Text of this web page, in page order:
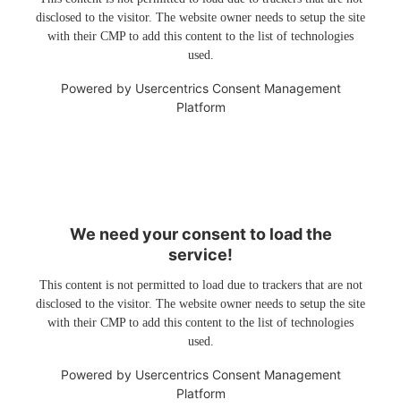
disclosed to the visitor. The website owner needs to setup the site
with their CMP to add this content to the list of technologies
used.
Powered by Usercentrics Consent Management
Platform
We need your consent to load the
service!
This content is not permitted to load due to trackers that are not
disclosed to the visitor. The website owner needs to setup the site
with their CMP to add this content to the list of technologies
used.
Powered by Usercentrics Consent Management
Platform